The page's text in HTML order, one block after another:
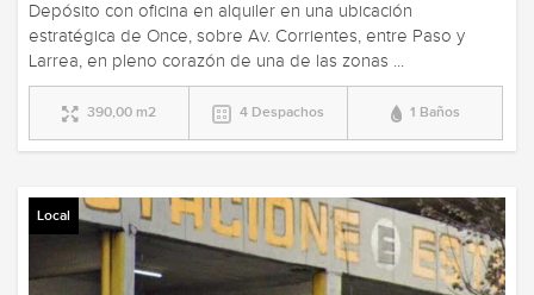
Depósito con oficina en alquiler en una ubicación
estratégica de Once, sobre Av. Corrientes, entre Paso y
Larrea, en pleno corazón de una de las zonas ...
390,00 m2 4 Despachos 1 Baños
Local